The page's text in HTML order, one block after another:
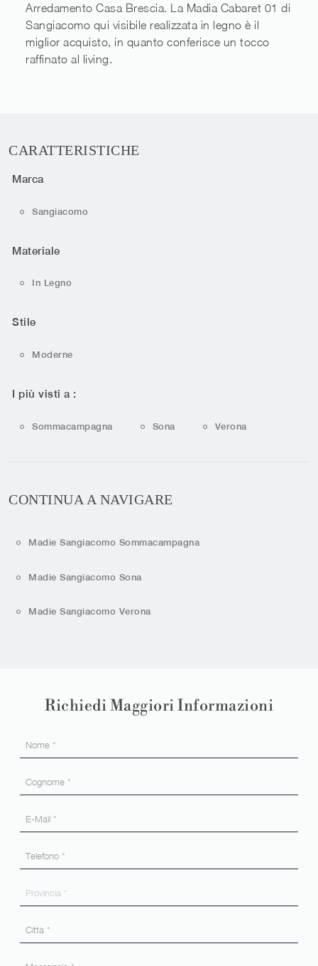
Arredamento Casa Brescia. La Madia Cabaret 01 di
Sangiacomo qui visibile realizzata in legno è il
miglior acquisto, in quanto conferisce un tocco
raffinato al living.
CARATTERISTICHE
Marca
Sangiacomo
Materiale
In Legno
Stile
Moderne
I più visti a :
Sommacampagna Sona Verona
CONTINUA A NAVIGARE
Madie Sangiacomo Sommacampagna
Madie Sangiacomo Sona
Madie Sangiacomo Verona
Richiedi Maggiori Informazioni